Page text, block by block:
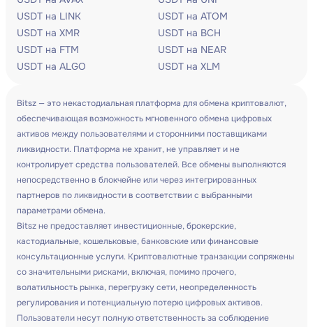
USDT на LINK
USDT на ATOM
USDT на XMR
USDT на BCH
USDT на FTM
USDT на NEAR
USDT на ALGO
USDT на XLM
Bitsz — это некастодиальная платформа для обмена криптовалют,
обеспечивающая возможность мгновенного обмена цифровых
активов между пользователями и сторонними поставщиками
ликвидности. Платформа не хранит, не управляет и не
контролирует средства пользователей. Все обмены выполняются
непосредственно в блокчейне или через интегрированных
партнеров по ликвидности в соответствии с выбранными
параметрами обмена.
Bitsz не предоставляет инвестиционные, брокерские,
кастодиальные, кошельковые, банковские или финансовые
консультационные услуги. Криптовалютные транзакции сопряжены
со значительными рисками, включая, помимо прочего,
волатильность рынка, перегрузку сети, неопределенность
регулирования и потенциальную потерю цифровых активов.
Пользователи несут полную ответственность за соблюдение